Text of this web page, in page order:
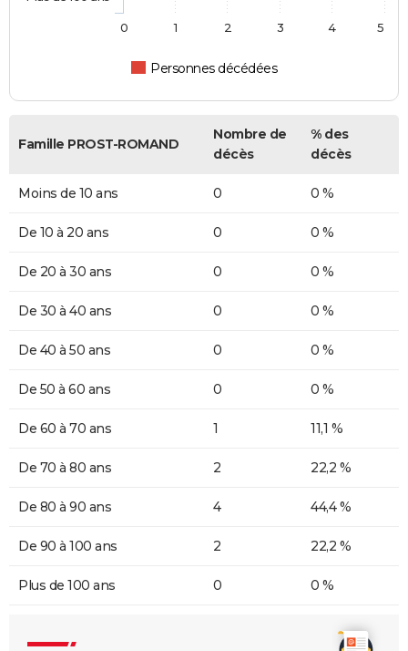
Personnes décédées
0 1 2 3 4 5
Famille PROST-ROMAND
Nombre de
décès
% des
décès
Moins de 10 ans 0 0 %
De 10 à 20 ans 0 0 %
De 20 à 30 ans 0 0 %
De 30 à 40 ans 0 0 %
De 40 à 50 ans 0 0 %
De 50 à 60 ans 0 0 %
De 60 à 70 ans 1 11,1 %
De 70 à 80 ans 2 22,2 %
De 80 à 90 ans 4 44,4 %
De 90 à 100 ans 2 22,2 %
Plus de 100 ans 0 0 %